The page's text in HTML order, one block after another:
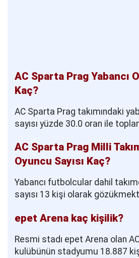
AC Sparta Prag Yabancı
Kaç?
AC Sparta Prag takımındaki
sayısı yüzde 30.0 oran ile
AC Sparta Prag Milli
Oyuncu Sayısı Kaç?
Yabancı futbolcular dahil
sayısı 13 kişi olarak
epet Arena kaç kişilik?
Resmi stadı epet Arena olan
kulübünün stadyumu 18.887